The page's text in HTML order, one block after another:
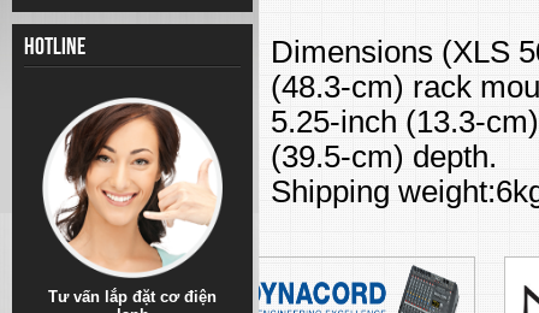
Hotline
Tư vấn lắp đặt cơ điện
Dimensions (XLS
(48.3-cm) rack
5.25-inch (13.3-
(39.5-cm) depth.
Shipping